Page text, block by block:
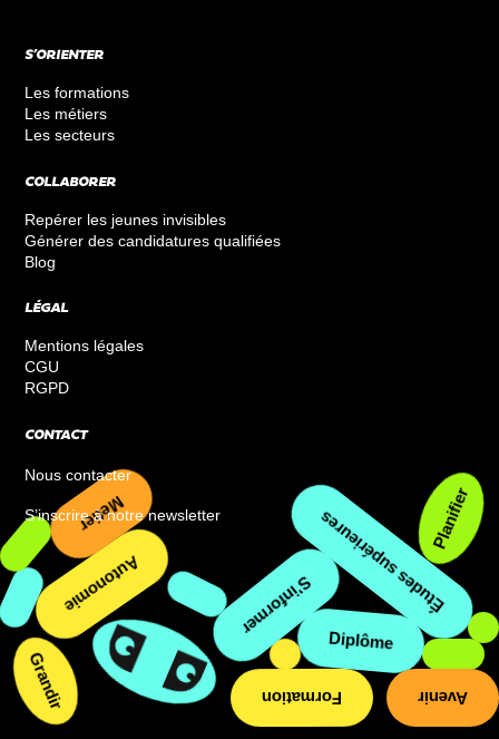
S’ORIENTER
Les formations
Les métiers
Les secteurs
COLLABORER
Repérer les jeunes invisibles
Générer des candidatures qualifiées
Blog
LÉGAL
Mentions légales
CGU
RGPD
CONTACT
Nous contacter
S’inscrire à notre newsletter
Formation
Planifier
Diplôme
Avenir
Études supérieures
Métier
Grandir
S’informer
Autonomie